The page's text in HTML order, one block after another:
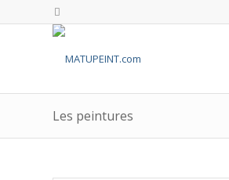
Les peintures